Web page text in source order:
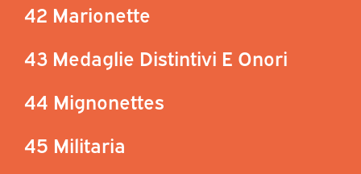
42 Marionette
43 Medaglie Distintivi E Onori
44 Mignonettes
45 Militaria